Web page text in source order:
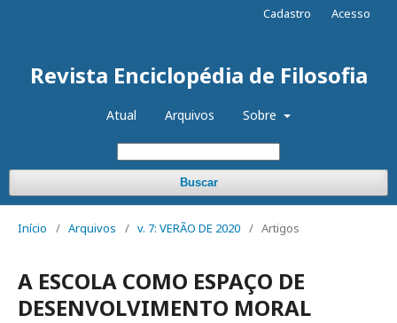
Revista Enciclopédia de Filosofia
Atual Arquivos Sobre
Buscar
Cadastro Acesso
Início / Arquivos / v. 7: VERÃO DE 2020 / Artigos
A ESCOLA COMO ESPAÇO DE
DESENVOLVIMENTO MORAL